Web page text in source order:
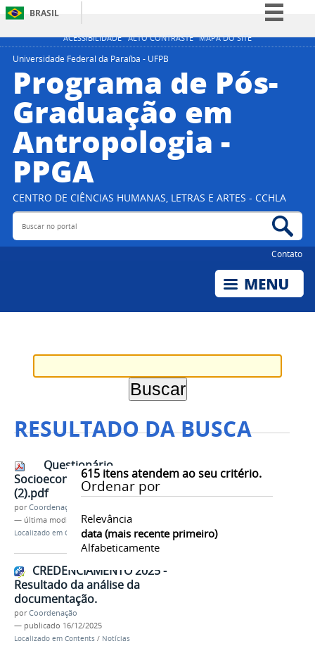
ACESSIBILIDADE ALTO CONTRASTE MAPA DO SITE
BRASIL
Simplifique!
Participe
Legislação
Canais
Universidade Federal da Paraíba - UFPB
Programa de Pós-
Graduação em
Antropologia -
PPGA
CENTRO DE CIÊNCIAS HUMANAS, LETRAS E ARTES - CCHLA
Buscar no portal
Contato
RESULTADO DA BUSCA
615itens atendem ao seu critério.
Ordenar por
Relevância
data (mais recente primeiro)
Alfabeticamente
Questionário
Socioeconômico PPGA 3.2025
(2).pdf
porCoordenação
— última modificação 18/12/2025 14h46
Localizado em Contents / Documentos
CREDENCIAMENTO 2025 -
Resultado da análise da
documentação.
porCoordenação
— publicado 16/12/2025
Localizado em Contents / Notícias